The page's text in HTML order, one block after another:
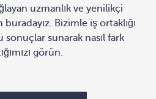
uzmanlık ve yenilikçi
Bizimle iş ortaklığı
sonuçlar sunarak nasıl fark
görün.